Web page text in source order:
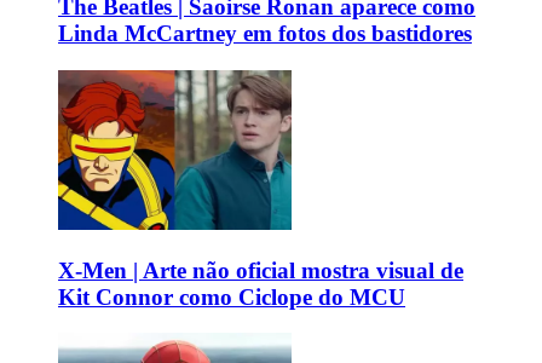
The Beatles | Saoirse Ronan aparece como
Linda McCartney em fotos dos bastidores
X-Men | Arte não oficial mostra visual de
Kit Connor como Ciclope do MCU